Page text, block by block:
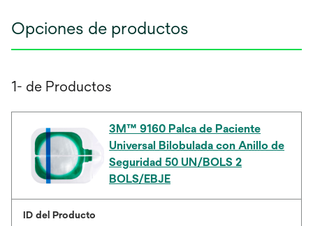
Opciones de productos
1- de Productos
3M™ 9160 Palca de Paciente
Universal Bilobulada con Anillo de
Seguridad 50 UN/BOLS 2
BOLS/EBJE
ID del Producto